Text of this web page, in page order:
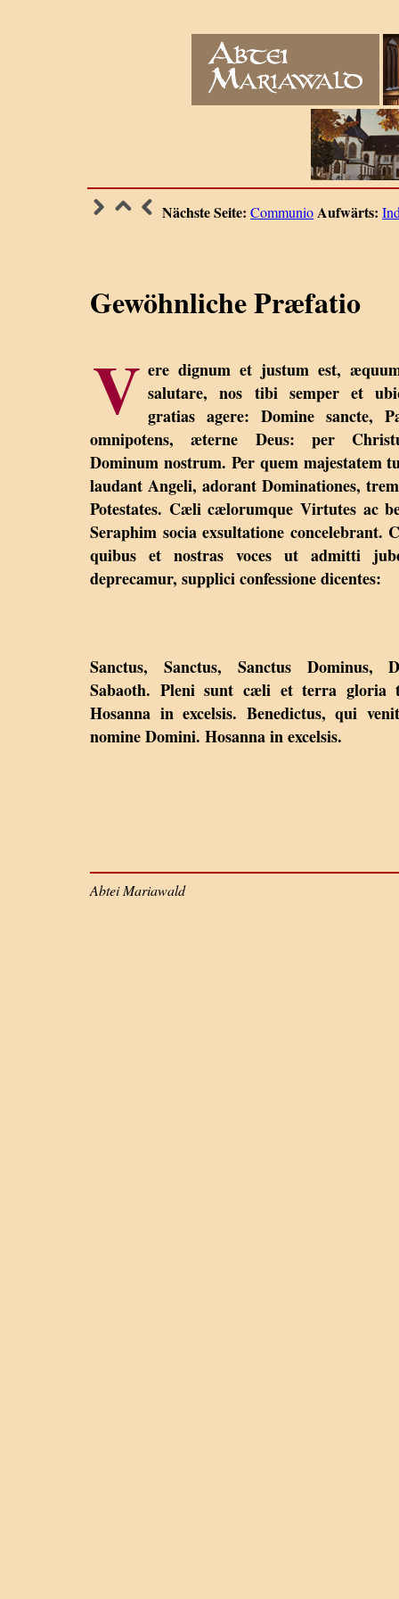
Nächste Seite: CommunioAufwärts:
Gewöhnliche Præfatio
V ere dignum et justum est,
salutare, nos tibi semper et
gratias agere: Domine sancte,
omnipotens, æterne Deus: per
Dominum nostrum. Per quem majestatem
laudant Angeli, adorant Dominationes,
Potestates. Cæli cælorumque Virtutes ac
Seraphim socia exsultatione concelebrant.
quibus et nostras voces ut admitti
deprecamur, supplici confessione dicentes:
Sanctus, Sanctus, Sanctus Dominus,
Sabaoth. Pleni sunt cæli et terra gloria
Hosanna in excelsis. Benedictus, qui
nomine Domini. Hosanna in excelsis.
Abtei Mariawald